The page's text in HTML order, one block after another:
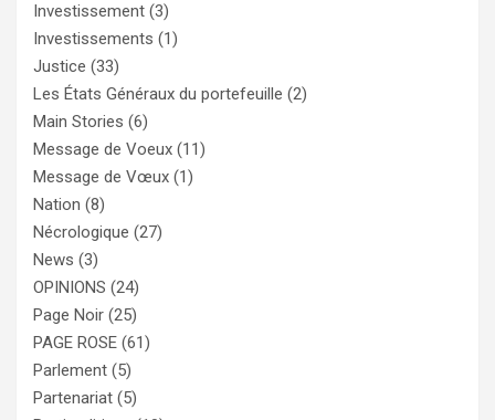
Investissement (3)
Investissements (1)
Justice (33)
Les États Généraux du portefeuille (2)
Main Stories (6)
Message de Voeux (11)
Message de Vœux (1)
Nation (8)
Nécrologique (27)
News (3)
OPINIONS (24)
Page Noir (25)
PAGE ROSE (61)
Parlement (5)
Partenariat (5)